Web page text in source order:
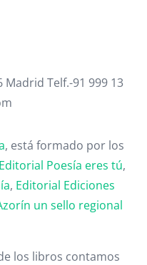
Madrid Telf.-91 999 13
, está formado por los
Editorial Poesía eres tú,
, Editorial Ediciones
un sello regional
los libros contamos